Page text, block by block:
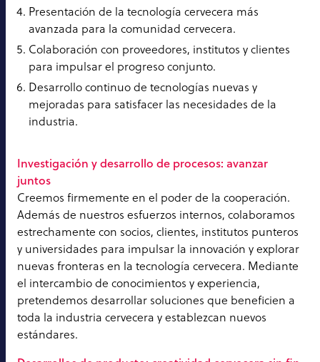
Presentación de la tecnología cervecera más
avanzada para la comunidad cervecera.
Colaboración con proveedores, institutos y clientes
para impulsar el progreso conjunto.
Desarrollo continuo de tecnologías nuevas y
mejoradas para satisfacer las necesidades de la
industria.
Investigación y desarrollo de procesos: avanzar
juntos
Creemos firmemente en el poder de la cooperación.
Además de nuestros esfuerzos internos, colaboramos
estrechamente con socios, clientes, institutos punteros
y universidades para impulsar la innovación y explorar
nuevas fronteras en la tecnología cervecera. Mediante
el intercambio de conocimientos y experiencia,
pretendemos desarrollar soluciones que beneficien a
toda la industria cervecera y establezcan nuevos
estándares.